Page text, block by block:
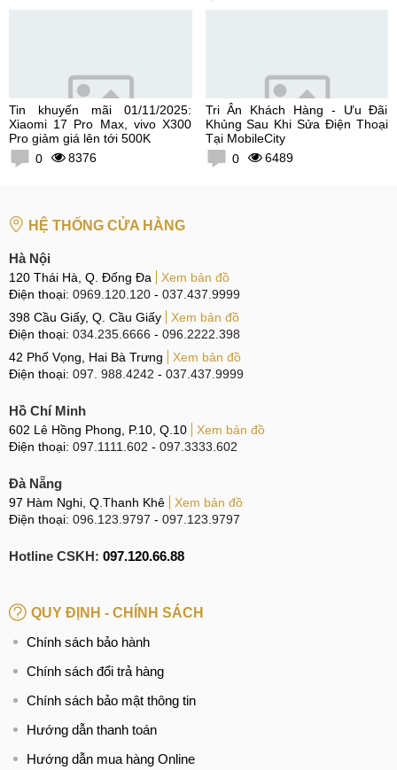
Tin khuyến mãi 01/11/2025:
Xiaomi 17 Pro Max, vivo X300
Pro giảm giá lên tới 500K
0
8376
Tri Ân Khách Hàng - Ưu Đãi
Khủng Sau Khi Sửa Điện Thoại
Tại MobileCity
0
6489
HỆ THỐNG CỬA HÀNG
Hà Nội
120 Thái Hà, Q. Đống Đa
Xem bản đồ
Điện thoại: 0969.120.120 - 037.437.9999
398 Cầu Giấy, Q. Cầu Giấy
Xem bản đồ
Điện thoại: 034.235.6666 - 096.2222.398
42 Phố Vọng, Hai Bà Trưng
Xem bản đồ
Điện thoại: 097. 988.4242 - 037.437.9999
Hồ Chí Minh
602 Lê Hồng Phong, P.10, Q.10
Xem bản đồ
Điện thoại: 097.1111.602 - 097.3333.602
Đà Nẵng
97 Hàm Nghi, Q.Thanh Khê
Xem bản đồ
Điện thoại: 096.123.9797 - 097.123.9797
Hotline CSKH: 097.120.66.88
QUY ĐỊNH - CHÍNH SÁCH
Chính sách bảo hành
Chính sách đổi trả hàng
Chính sách bảo mật thông tin
Hướng dẫn thanh toán
Hướng dẫn mua hàng Online